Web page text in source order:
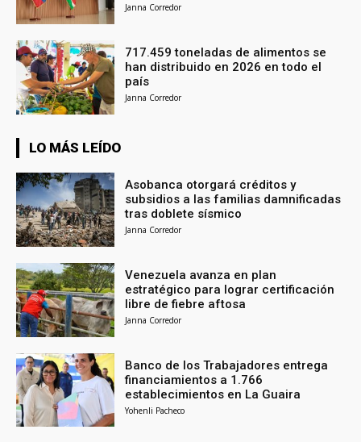
Janna Corredor
717.459 toneladas de alimentos se
han distribuido en 2026 en todo el
país
Janna Corredor
LO MÁS LEÍDO
Asobanca otorgará créditos y
subsidios a las familias damnificadas
tras doblete sísmico
Janna Corredor
Venezuela avanza en plan
estratégico para lograr certificación
libre de fiebre aftosa
Janna Corredor
Banco de los Trabajadores entrega
financiamientos a 1.766
establecimientos en La Guaira
Yohenli Pacheco